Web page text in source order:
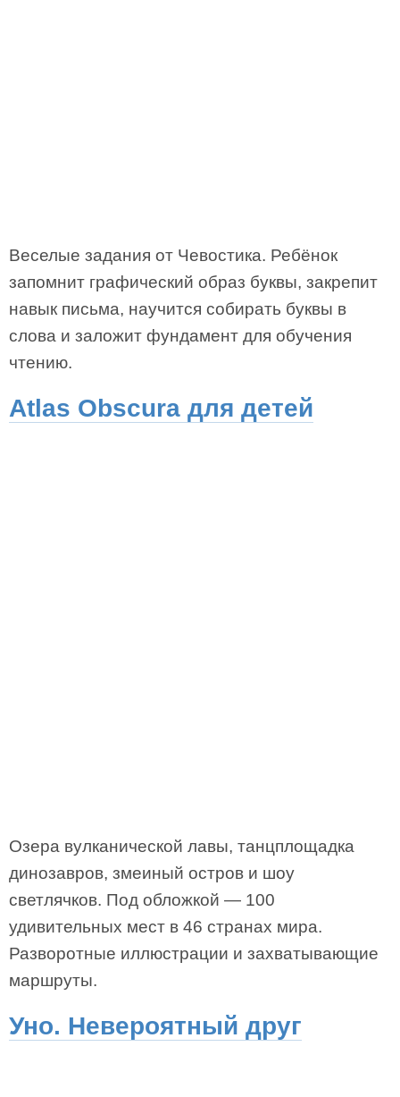
Веселые задания от Чевостика. Ребёнок
запомнит графический образ буквы, закрепит
навык письма, научится собирать буквы в
слова и заложит фундамент для обучения
чтению.
Atlas Obscura для детей
Озера вулканической лавы, танцплощадка
динозавров, змеиный остров и шоу
светлячков. Под обложкой — 100
удивительных мест в 46 странах мира.
Разворотные иллюстрации и захватывающие
маршруты.
Уно. Невероятный друг